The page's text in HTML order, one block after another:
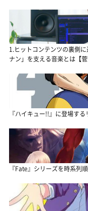
1.ヒットコンテンツの裏側
ナン」を支える音楽とは【菅
『ハイキュー!!』に登場す
『Fate』シリーズを時系列